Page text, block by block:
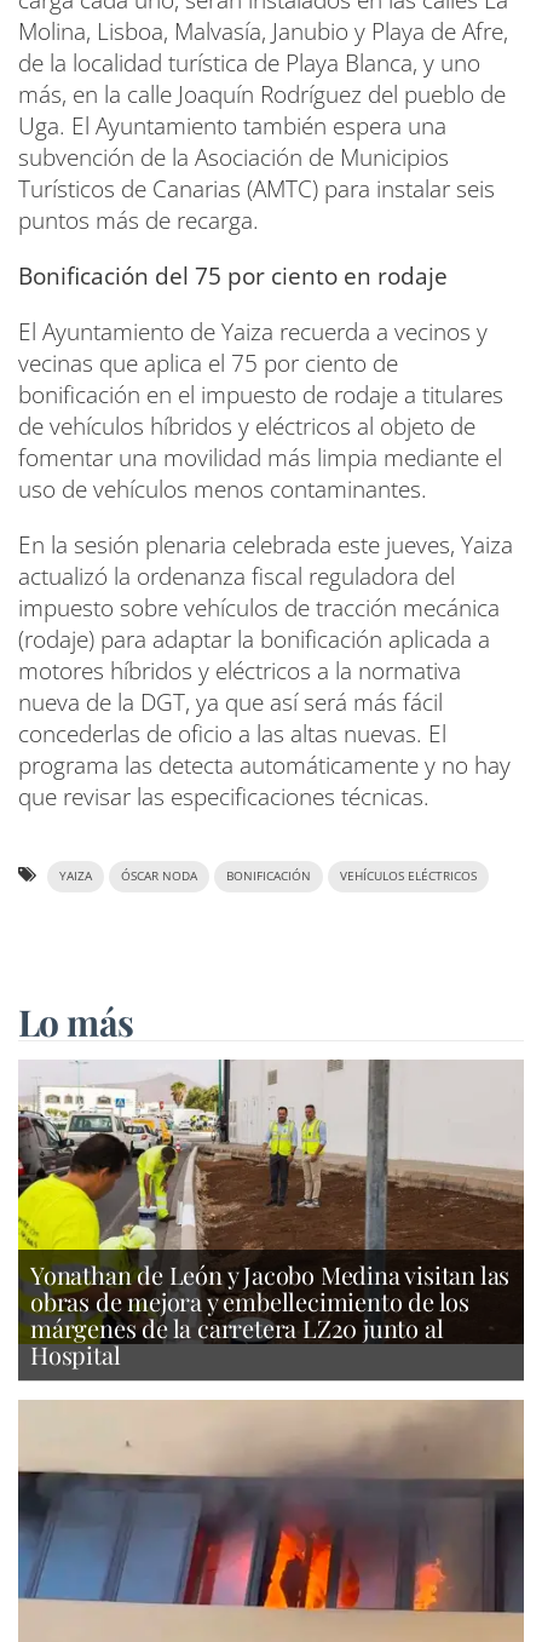
Molina, Lisboa, Malvasía, Janubio y Playa de Afre,
de la localidad turística de Playa Blanca, y uno
más, en la calle Joaquín Rodríguez del pueblo de
Uga. El Ayuntamiento también espera una
subvención de la Asociación de Municipios
Turísticos de Canarias (AMTC) para instalar seis
puntos más de recarga.
Bonificación del 75 por ciento en rodaje
El Ayuntamiento de Yaiza recuerda a vecinos y
vecinas que aplica el 75 por ciento de
bonificación en el impuesto de rodaje a titulares
de vehículos híbridos y eléctricos al objeto de
fomentar una movilidad más limpia mediante el
uso de vehículos menos contaminantes.
En la sesión plenaria celebrada este jueves, Yaiza
actualizó la ordenanza fiscal reguladora del
impuesto sobre vehículos de tracción mecánica
(rodaje) para adaptar la bonificación aplicada a
motores híbridos y eléctricos a la normativa
nueva de la DGT, ya que así será más fácil
concederlas de oficio a las altas nuevas. El
programa las detecta automáticamente y no hay
que revisar las especificaciones técnicas.
YAIZA ÓSCAR NODA BONIFICACIÓN VEHÍCULOS ELÉCTRICOS
Lo más
Yonathan de León y Jacobo Medina visitan las
obras de mejora y embellecimiento de los
márgenes de la carretera LZ20 junto al
Hospital